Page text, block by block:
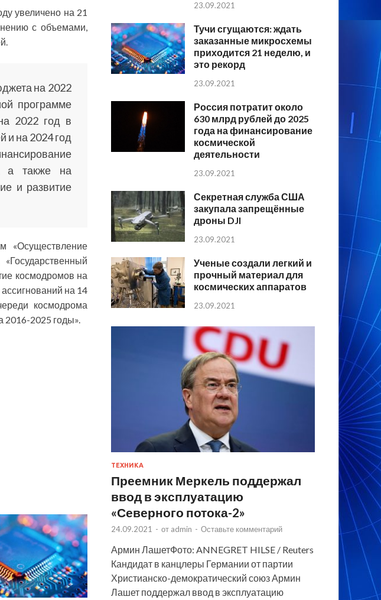
увеличено на 21
с объемами,
на 2022
программе
2022 год в
и на 2024 год
а также на
и развитие
«Осуществление
космодромов на
на 14
космодрома
2016-2025 годы».
23.09.2021
Тучи сгущаются: ждать
заказанные микросхемы
приходится 21 неделю, и
это рекорд
23.09.2021
Россия потратит около
630 млрд рублей до 2025
года на финансирование
космической
деятельности
23.09.2021
Секретная служба США
закупала запрещённые
дроны DJI
23.09.2021
Ученые создали легкий и
прочный материал для
космических аппаратов
23.09.2021
ТЕХНИКА
Преемник Меркель поддержал
ввод в эксплуатацию
«Северного потока-2»
24.09.2021 - от admin - Оставьте комментарий
Армин ЛашетФото: ANNEGRET HILSE / Reuters
Кандидат в канцлеры Германии от партии
Христианско-демократический союз Армин
Лашет поддержал ввод в эксплуатацию